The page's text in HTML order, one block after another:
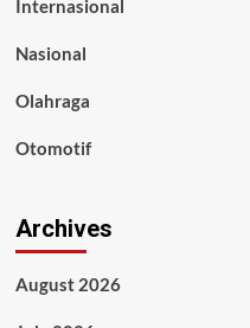
Internasional
Nasional
Olahraga
Otomotif
Archives
August 2026